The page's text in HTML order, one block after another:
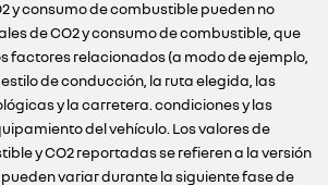
y consumo de combustible pueden no
de CO2 y consumo de combustible, que
factores relacionados (a modo de ejemplo,
de conducción, la ruta elegida, las
y la carretera. condiciones y las
del vehículo. Los valores de
y CO2 reportadas se refieren a la versión
variar durante la siguiente fase de